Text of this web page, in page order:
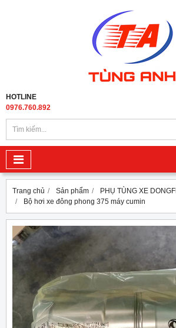
HOTLINE
0976.760.892
Trang chủ Sản phẩm
PHỤ TÙNG XE
Bộ hơi xe đông phong 375 máy cumin